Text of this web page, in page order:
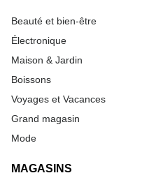
Beauté et bien-être
Électronique
Maison & Jardin
Boissons
Voyages et Vacances
Grand magasin
Mode
MAGASINS